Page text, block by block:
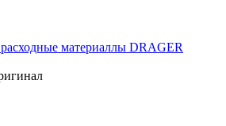
материаллы DRAGER